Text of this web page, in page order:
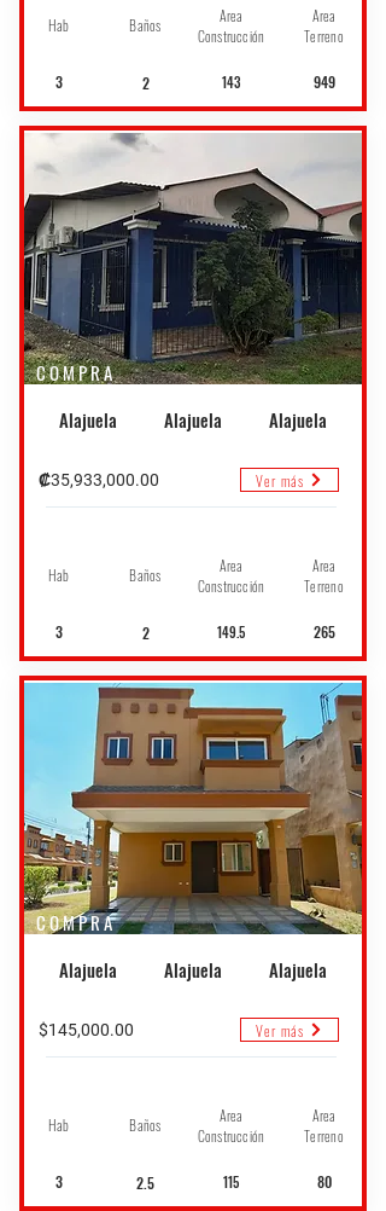
Hab
3
Baños
2
Area
Construcción
143
Area
Terreno
949
COMPRA
Alajuela
Alajuela Alajuela
₡35,933,000.00 Ver más
Hab
3
Baños
2
Area
Construcción
149.5
Area
Terreno
265
COMPRA
Alajuela
Alajuela Alajuela
$145,000.00 Ver más
Hab
3
Baños
2.5
Area
Construcción
115
Area
Terreno
80